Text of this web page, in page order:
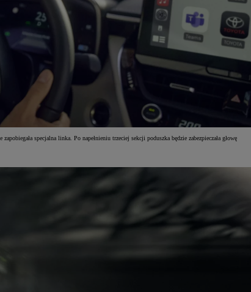
specjalna linka. Po napełnieniu trzeciej sekcji poduszka będzie zabezpieczała głowę